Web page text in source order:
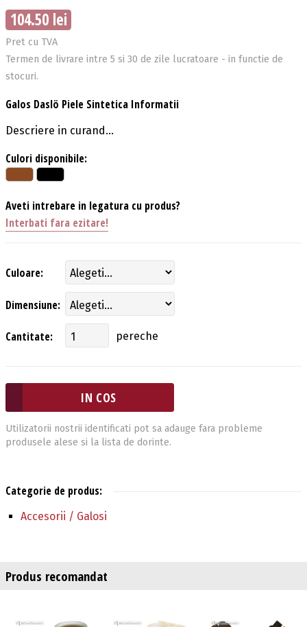
104.50 lei
Pret cu TVA
Termen de livrare intre 5 si 30 de zile lucratoare - in functie de
stocuri.
Galos Daslö Piele Sintetica Informatii
Descriere in curand...
Culori disponibile:
Aveti intrebare in legatura cu produs?
Interbati fara ezitare!
Culoare:
Dimensiune:
Cantitate: pereche
Utilizatorii nostrii identificati pot sa adauge fara probleme
produsele alese si la lista de dorinte.
Categorie de produs:
Accesorii / Galosi
Produs recomandat